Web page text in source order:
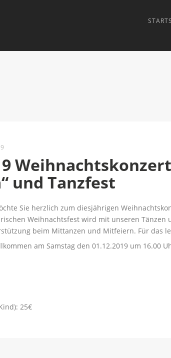
und Tanzfest
Sie herzlich zum diesjährigen
Weihnachtsfest wird mit unseren
beim Mittanzen und Mitfeiern. Für das
am Samstag den 01.12.2019 um 16.00
25€